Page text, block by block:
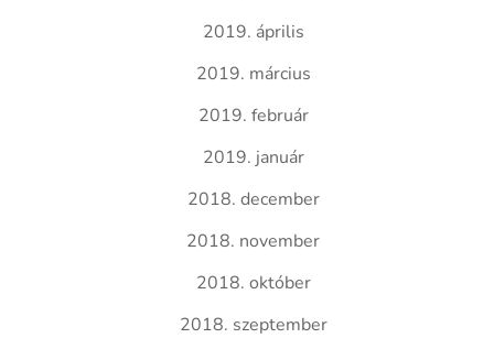
2019. április
2019. március
2019. február
2019. január
2018. december
2018. november
2018. október
2018. szeptember